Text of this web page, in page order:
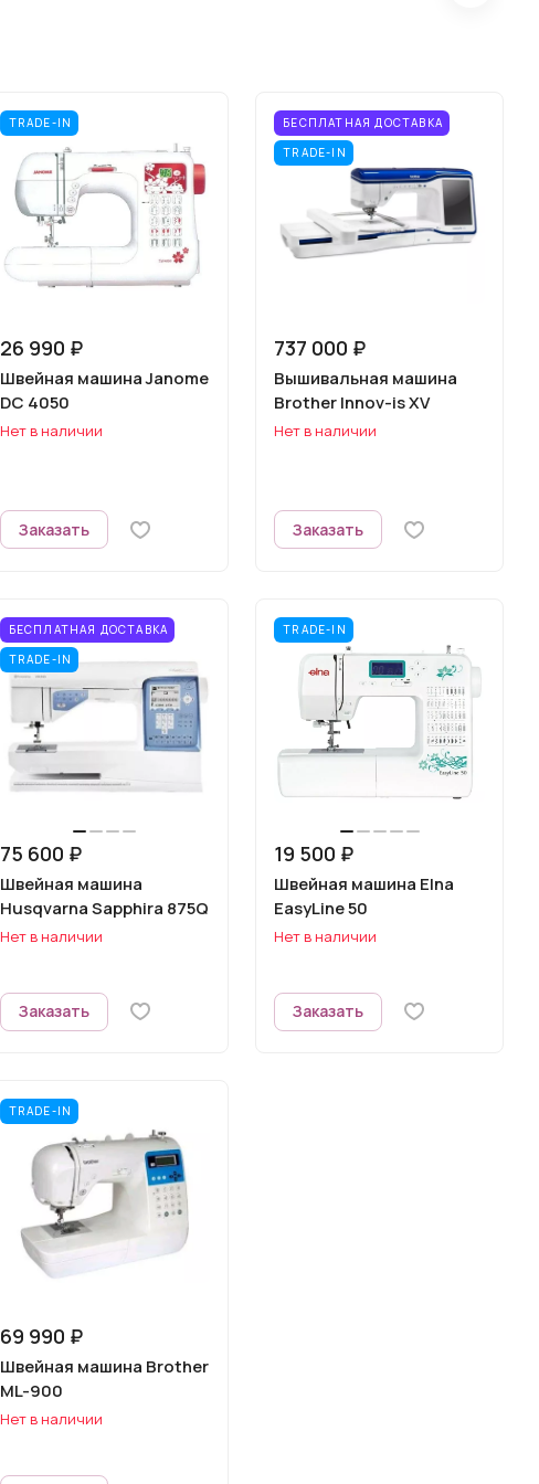
TRADE-IN
26 990 ₽
Швейная машина Janome
DC 4050
Нет в наличии
Заказать
БЕСПЛАТНАЯ ДОСТАВКА
TRADE-IN
737 000 ₽
Вышивальная машина
Brother Innov-is XV
Нет в наличии
Заказать
БЕСПЛАТНАЯ ДОСТАВКА
TRADE-IN
75 600 ₽
Швейная машина
Husqvarna Sapphira 875Q
Нет в наличии
Заказать
TRADE-IN
19 500 ₽
Швейная машина Elna
EasyLine 50
Нет в наличии
Заказать
TRADE-IN
69 990 ₽
Швейная машина Brother
ML-900
Нет в наличии